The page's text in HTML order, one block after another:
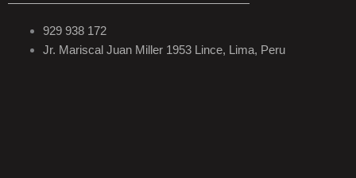
929 938 172
Jr. Mariscal Juan Miller 1953 Lince, Lima, Peru